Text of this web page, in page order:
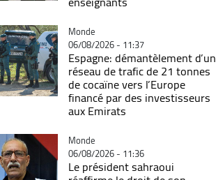
Catégorie
Monde
06/08/2026 - 11:37
Espagne: démantèlement d’un
réseau de trafic de 21 tonnes
de cocaïne vers l’Europe
financé par des investisseurs
aux Emirats
Catégorie
Monde
06/08/2026 - 11:36
Le président sahraoui